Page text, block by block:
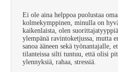
Ei ole aina helppoa puolustaa
kolmekymppinen, minulla on
kaikenlaista, olen
ylempänä ravintoketjussa, mutta
sanoa ääneen sekä työnantajalle,
tilanteissa silti tuntuu, että olisi
ylennyksiä, rahaa, stressiä.